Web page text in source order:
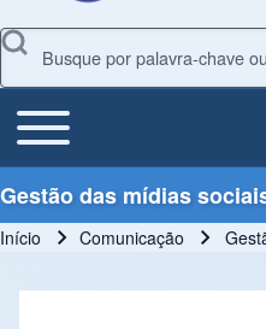
Search
Main Menu
Toggle main menu
Gestão das mídias
Início Comunicação